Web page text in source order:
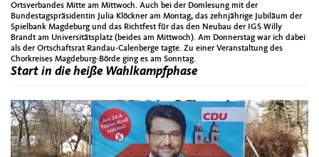
Ortsverbandes Mitte am Mittwoch. Auch bei der Domlesung mit der
Bundestagspräsidentin Julia Klöckner am Montag, das zehnjährige Jubiläum der
Spielbank Magdeburg und das Richtfest für das den Neubau der IGS Willy
Brandt am Universitätsplatz (beides am Mittwoch). Am Donnerstag war ich dabei
als der Ortschaftsrat Randau-Calenberge tagte. Zu einer Veranstaltung des
Chorkreises Magdeburg-Börde ging es am Sonntag.
Start in die heiße Wahlkampfphase